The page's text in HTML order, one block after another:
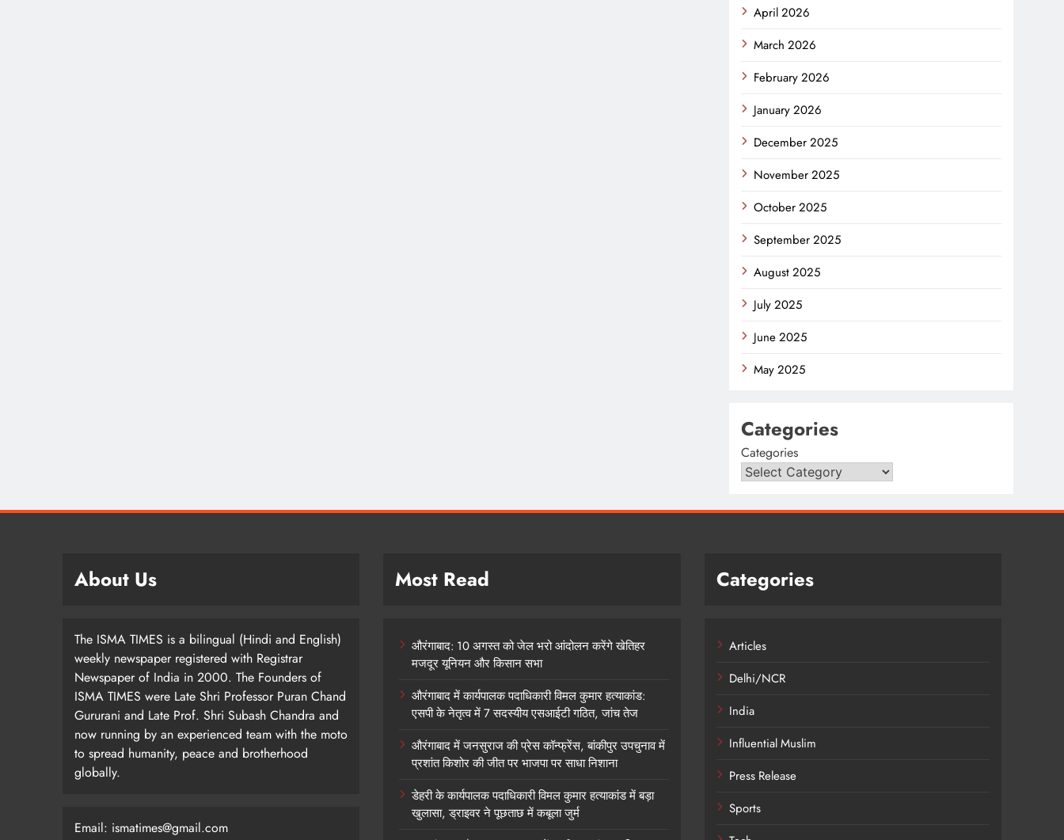
April 2026
March 2026
February 2026
January 2026
December 2025
November 2025
October 2025
September 2025
August 2025
July 2025
June 2025
May 2025
Categories
Categories
About Us
The ISMA TIMES is a bilingual (Hindi and English)
weekly newspaper registered with Registrar
Newspaper of India in 2000. The Founders of
ISMA TIMES were Late Shri Professor Puran Chand
Gururani and Late Prof. Shri Subash Chandra and
now running by an experienced team with the moto
to spread humanity, peace and brotherhood
globally.
Email: ismatimes@gmail.com
Most Read
औरंगाबाद: 10 अगस्त को जेल भरो आंदोलन करेंगे खेतिहर
मजदूर यूनियन और किसान सभा
औरंगाबाद में कार्यपालक पदाधिकारी विमल कुमार हत्याकांड:
एसपी के नेतृत्व में 7 सदस्यीय एसआईटी गठित, जांच तेज
औरंगाबाद में जनसुराज की प्रेस कॉन्फ्रेंस, बांकीपुर उपचुनाव में
प्रशांत किशोर की जीत पर भाजपा पर साधा निशाना
डेहरी के कार्यपालक पदाधिकारी विमल कुमार हत्याकांड में बड़ा
खुलासा, ड्राइवर ने पूछताछ में कबूला जुर्म
Categories
Articles
Delhi/NCR
India
Influential Muslim
Press Release
Sports